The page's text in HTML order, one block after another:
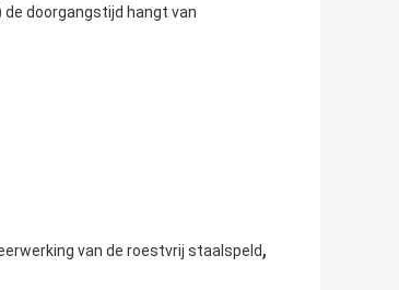
de doorgangstijd hangt van
van de roestvrij staalspeld,